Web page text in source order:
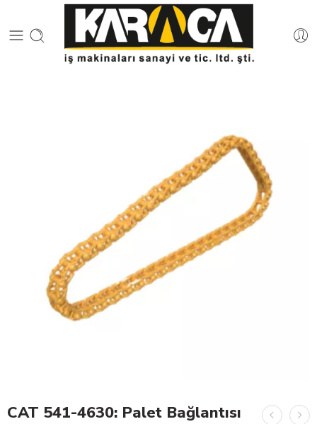
CAT 541-4630: Palet Bağlantısı